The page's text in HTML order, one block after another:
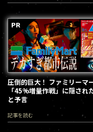
圧倒的巨大！ ファミリーマ
「45%増量作戦」に隠され
と予言
記事を読む